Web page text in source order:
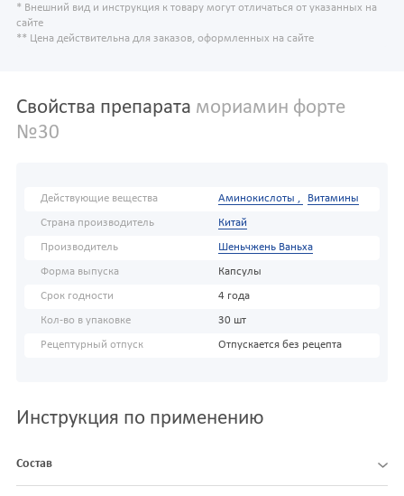
* Внешний вид и инструкция к товару могут отличаться от указанных на
сайте
** Цена действительна для заказов, оформленных на сайте
Свойства препарата мориамин форте
№30
Действующие вещества Аминокислоты , Витамины
Страна производитель Китай
Производитель Шеньчжень Ваньха
Форма выпуска Капсулы
Срок годности 4 года
Кол-во в упаковке 30 шт
Рецептурный отпуск Отпускается без рецепта
Инструкция по применению
Состав